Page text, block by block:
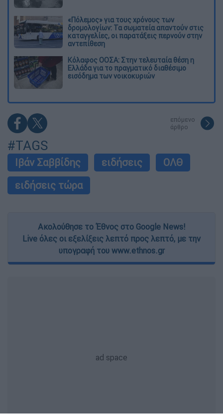
«Πόλεμος» για τους χρόνους των
δρομολογίων: Τα σωματεία απαντούν στις
καταγγελίες, οι παρατάξεις περνούν στην
αντεπίθεση
Κόλαφος ΟΟΣΑ: Στην τελευταία θέση η
Ελλάδα για το πραγματικό διαθέσιμο
εισόδημα των νοικοκυριών
επόμενο
άρθρο
#TAGS
Ιβάν Σαββίδης ειδήσεις
ΟΛΘ
ειδήσεις τώρα
Ακολούθησε το Έθνος στο Google News!
Live όλες οι εξελίξεις λεπτό προς λεπτό, με την
υπογραφή του www.ethnos.gr